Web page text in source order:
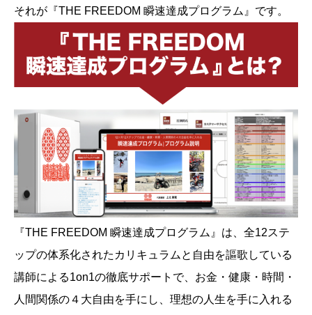
それが『THE FREEDOM 瞬速達成プログラム』です。
『THE FREEDOM 瞬速達成プログラム』は、全12ステ
ップの体系化されたカリキュラムと自由を謳歌している
講師による1on1の徹底サポートで、お金・健康・時間・
人間関係の４大自由を手にし、理想の人生を手に入れる